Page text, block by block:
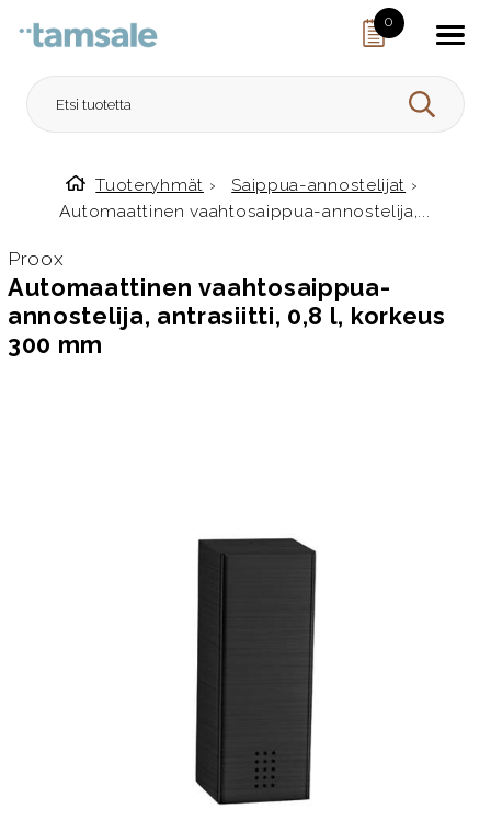
0
HAE
Etusivulle
Tuoteryhmät › Saippua-annostelijat ›
Automaattinen vaahtosaippua-annostelija,...
Proox
Automaattinen vaahtosaippua-
annostelija, antrasiitti, 0,8 l, korkeus
300 mm